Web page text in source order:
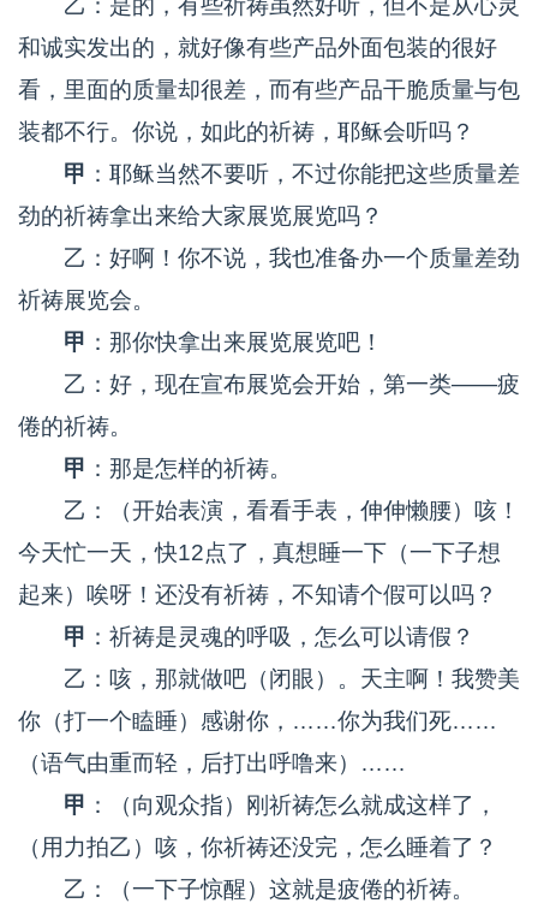
乙：是的，有些祈祷虽然好听，但不是从心灵
和诚实发出的，就好像有些产品外面包装的很好
看，里面的质量却很差，而有些产品干脆质量与包
装都不行。你说，如此的祈祷，耶稣会听吗？
甲 ：耶稣当然不要听，不过你能把这些质量差
劲的祈祷拿出来给大家展览展览吗？
乙：好啊！你不说，我也准备办一个质量差劲
祈祷展览会。
甲 ：那你快拿出来展览展览吧！
乙：好，现在宣布展览会开始，第一类——疲
倦的祈祷。
甲 ：那是怎样的祈祷。
乙：（开始表演，看看手表，伸伸懒腰）咳！
今天忙一天，快12点了，真想睡一下（一下子想
起来）唉呀！还没有祈祷，不知请个假可以吗？
甲 ：祈祷是灵魂的呼吸，怎么可以请假？
乙：咳，那就做吧（闭眼）。天主啊！我赞美
你（打一个瞌睡）感谢你，……你为我们死……
（语气由重而轻，后打出呼噜来）……
甲 ：（向观众指）刚祈祷怎么就成这样了，
（用力拍乙）咳，你祈祷还没完，怎么睡着了？
乙：（一下子惊醒）这就是疲倦的祈祷。